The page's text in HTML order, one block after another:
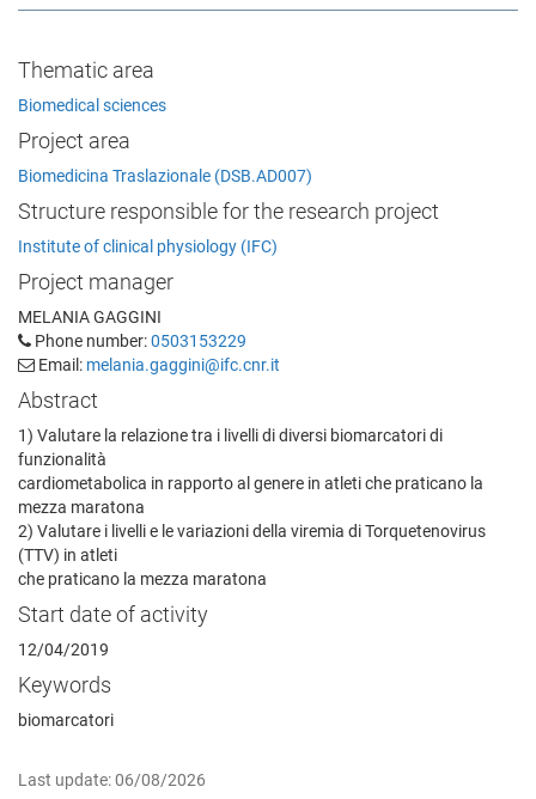
Thematic area
Biomedical sciences
Project area
Biomedicina Traslazionale (DSB.AD007)
Structure responsible for the research project
Institute of clinical physiology (IFC)
Project manager
MELANIA GAGGINI
Phone number:0503153229
Email: melania.gaggini@ifc.cnr.it
Abstract
1) Valutare la relazione tra i livelli di diversi biomarcatori di
funzionalità
cardiometabolica in rapporto al genere in atleti che praticano la
mezza maratona
2) Valutare i livelli e le variazioni della viremia di Torquetenovirus
(TTV) in atleti
che praticano la mezza maratona
Start date of activity
12/04/2019
Keywords
biomarcatori
Last update: 06/08/2026